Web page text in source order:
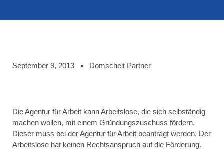
September 9, 2013 Domscheit Partner
Die Agentur für Arbeit kann Arbeitslose, die sich selbständig
machen wollen, mit einem Gründungszuschuss fördern.
Dieser muss bei der Agentur für Arbeit beantragt werden. Der
Arbeitslose hat keinen Rechtsanspruch auf die Förderung.